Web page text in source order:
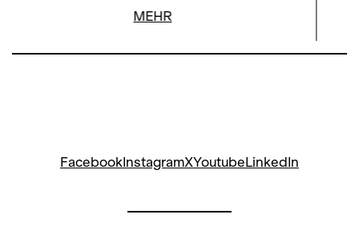
MEHR
FacebookInstagramXYoutubeLinkedIn